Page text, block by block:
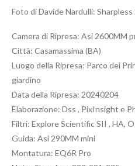
Foto di Davide Nardulli:
Camera di Ripresa: Asi 2600MM
Città: Casamassima (BA)
Luogo della Ripresa: Parco dei
giardino
Data della Ripresa: 20240204
Elaborazione: Dss , PixInsight e
Filtri: Explore Scientific SII , HA,
Guida: Asi 290MM mini
Montatura: EQ6R Pro